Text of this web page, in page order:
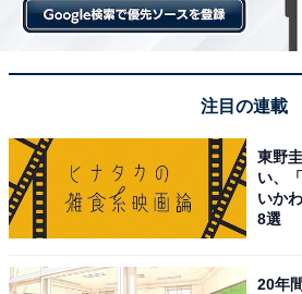
楽天トラベルでクーポン
注目の連載
東野
い、
いか
8選
20年